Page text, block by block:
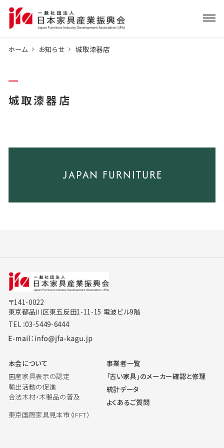
ホーム お知らせ 城取漆器店
城取漆器店
〒141-0022
東京都品川区東五反田1-11-15 電波ビル9階
TEL：03-5449-6444
本会について
国産家具表示の認定
輸出活動の促進
合法木材・木製品の普及
東京国際家具見本市（IFFT）
事業者一覧
「古い家具」のメーカー確認と修理
統計データ
よくあるご質問